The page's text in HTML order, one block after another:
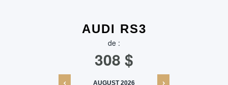
AUDI RS3
de :
308 $
AUGUST 2026